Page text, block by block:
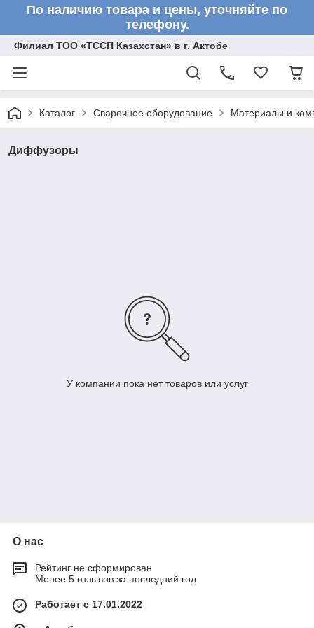
По наличию товара и цены, уточняйте по
телефону.
Филиал ТОО «ТССП Казахстан» в г. Актобе
Каталог Сварочное оборудование Материалы и
Диффузоры
У компании пока нет товаров или услуг
О нас
Рейтинг не сформирован
Менее 5 отзывов за последний год
Работает с 17.01.2022